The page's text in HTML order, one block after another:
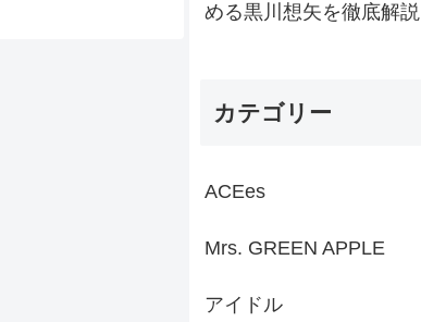
める黒川想矢を徹底解説
カテゴリー
ACEes
Mrs. GREEN APPLE
アイドル